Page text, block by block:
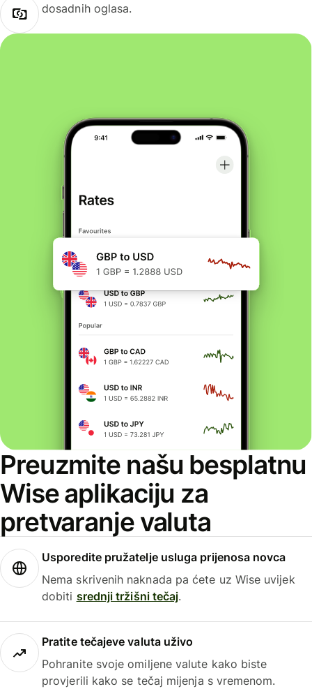
dosadnih oglasa.
Preuzmite našu besplatnu
Wise aplikaciju za
pretvaranje valuta
Usporedite pružatelje usluga prijenosa novca
Nema skrivenih naknada pa ćete uz Wise uvijek
dobiti srednji tržišni tečaj.
Pratite tečajeve valuta uživo
Pohranite svoje omiljene valute kako biste
provjerili kako se tečaj mijenja s vremenom.